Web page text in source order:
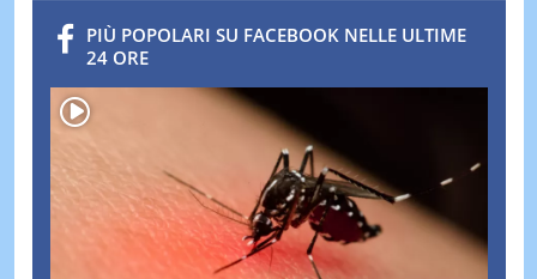
PIÙ POPOLARI SU FACEBOOK NELLE ULTIME
24 ORE